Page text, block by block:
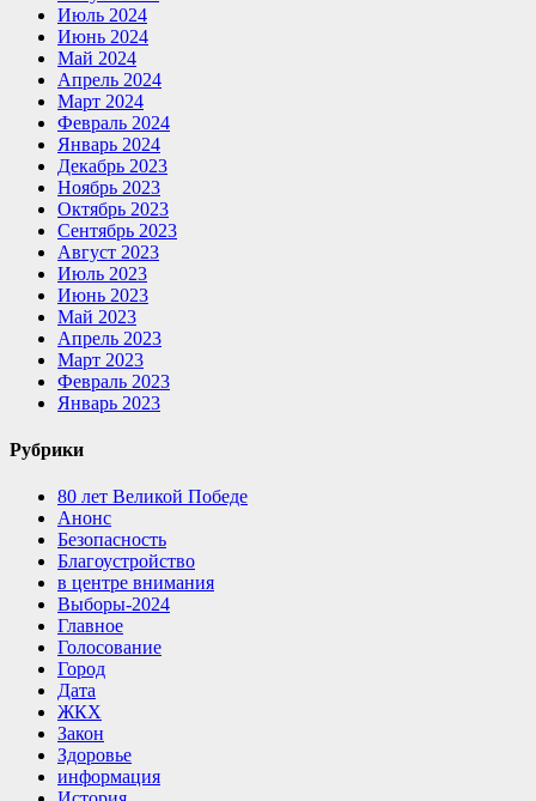
Июль 2024
Июнь 2024
Май 2024
Апрель 2024
Март 2024
Февраль 2024
Январь 2024
Декабрь 2023
Ноябрь 2023
Октябрь 2023
Сентябрь 2023
Август 2023
Июль 2023
Июнь 2023
Май 2023
Апрель 2023
Март 2023
Февраль 2023
Январь 2023
Рубрики
80 лет Великой Победе
Анонс
Безопасность
Благоустройство
в центре внимания
Выборы-2024
Главное
Голосование
Город
Дата
ЖКХ
Закон
Здоровье
информация